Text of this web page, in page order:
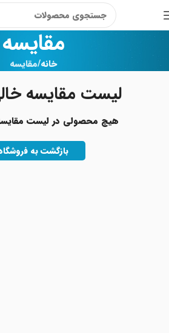
مقایسه
خانه مقایسه
لیست مقایسه
هیچ محصولی در لیست
بازگشت به